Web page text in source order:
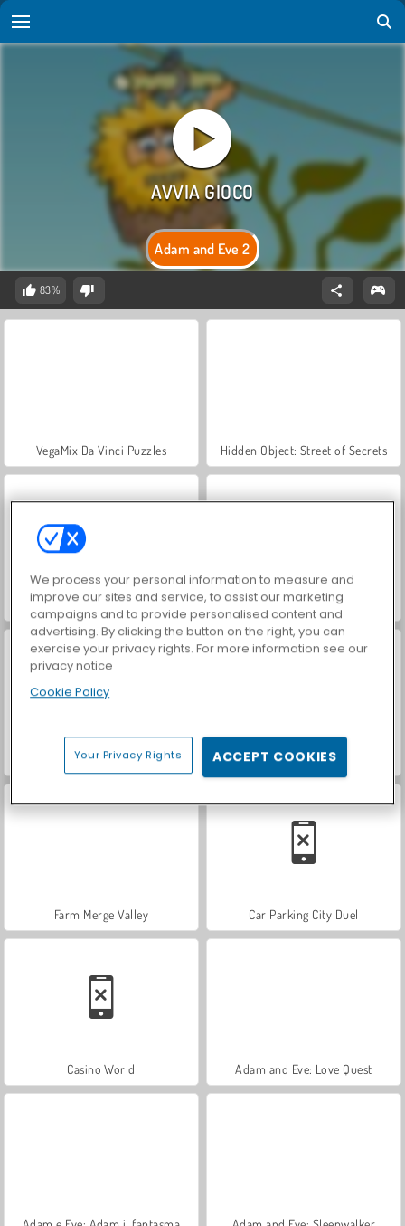
Adam and Eve 2
83%
VegaMix Da Vinci Puzzles Hidden Object: Street of Secrets
World War 2 Shooter Royal Story
Let's Fish! ASMR Makeover & Makeup Studio
Farm Merge Valley Car Parking City Duel
Casino World Adam and Eve: Love Quest
We process your personal information to measure and
improve our sites and service, to assist our marketing
campaigns and to provide personalised content and
advertising. By clicking the button on the right, you can
exercise your privacy rights. For more information see our
privacy notice
Cookie Policy
Your Privacy Rights ACCEPT COOKIES